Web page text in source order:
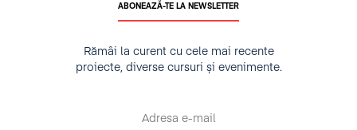
ABONEAZĂ-TE LA NEWSLETTER
Rămâi la curent cu cele mai recente
proiecte, diverse cursuri și evenimente.